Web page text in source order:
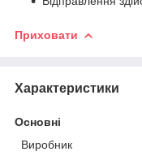
Приховати
Характеристики
Основні
Виробник